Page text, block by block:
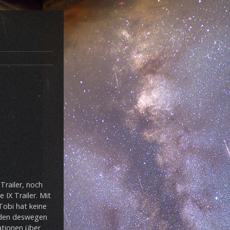
Trailer, noch
IX Trailer. Mit
hat keine
deswegen
über